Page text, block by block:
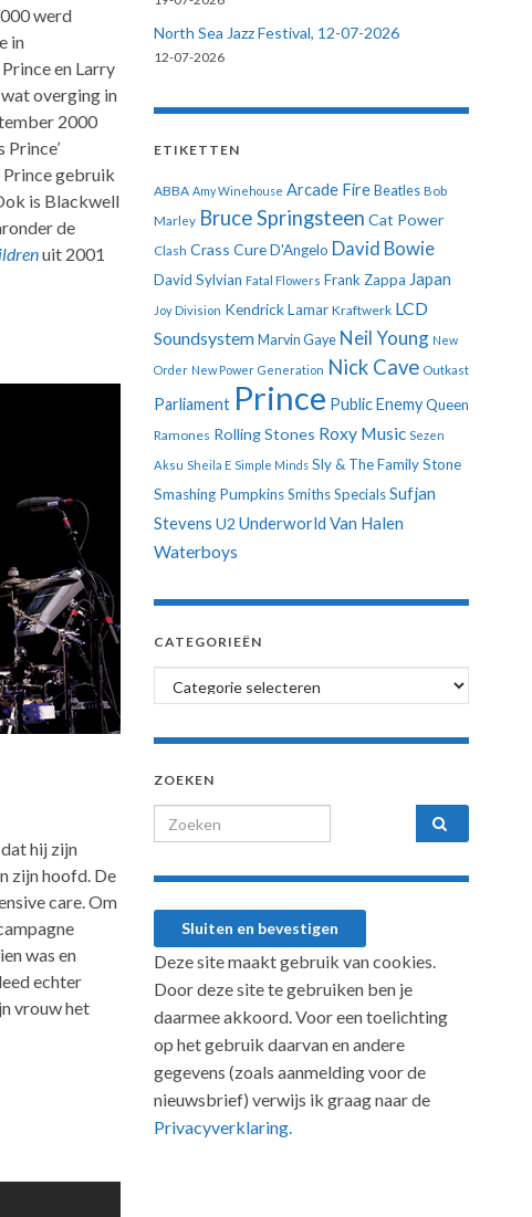
werd
in
en Larry
overging in
2000
Prince gebruik
is Blackwell
de
uit 2001
hij zijn
zijn hoofd. De
care. Om
was en
echter
vrouw het
North Sea Jazz Festival, 12-07-2026
12-07-2026
ETIKETTEN
ABBA Amy Winehouse Arcade Fire Beatles Bob
Marley Bruce Springsteen Cat Power
Clash Crass CureD'Angelo David Bowie
David Sylvian Fatal Flowers Frank Zappa Japan
Joy Division Kendrick Lamar Kraftwerk LCD
Soundsystem Marvin Gaye Neil Young New
Order New Power Generation Nick Cave Outkast
Parliament Prince Public EnemyQueen
Ramones Rolling Stones Roxy Music Sezen
Aksu Sheila E Simple Minds Sly & The Family Stone
Smashing PumpkinsSmithsSpecialsSufjan
Stevens U2 Underworld Van Halen
Waterboys
CATEGORIEËN
Categorieën
ZOEKEN
Search for:
Deze site maakt gebruik van cookies.
Door deze site te gebruiken ben je
daarmee akkoord. Voor een toelichting
op het gebruik daarvan en andere
gegevens (zoals aanmelding voor de
nieuwsbrief) verwijs ik graag naar de
Privacyverklaring.